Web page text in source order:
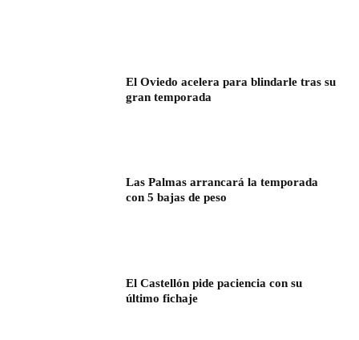
El Oviedo acelera para blindarle tras su
gran temporada
Las Palmas arrancará la temporada
con 5 bajas de peso
El Castellón pide paciencia con su
último fichaje